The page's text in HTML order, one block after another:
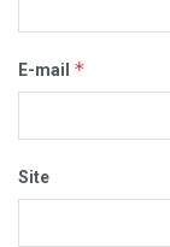
E-mail *
Site